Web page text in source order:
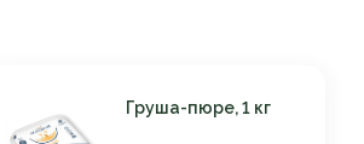
Груша-пюре, 1 кг